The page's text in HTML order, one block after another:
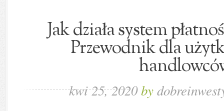
Jak działa system
Przewodnik dla
kwi 25, 2020by